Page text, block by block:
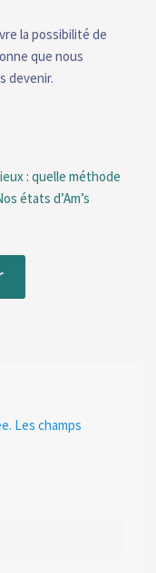
la possibilité de
que nous
devenir.
: quelle méthode
états d’Am’s
Les champs